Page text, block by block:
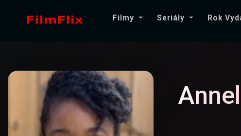
Filmy Seriály Rok